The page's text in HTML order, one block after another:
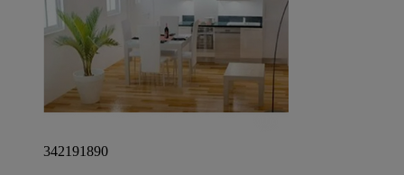
342191890